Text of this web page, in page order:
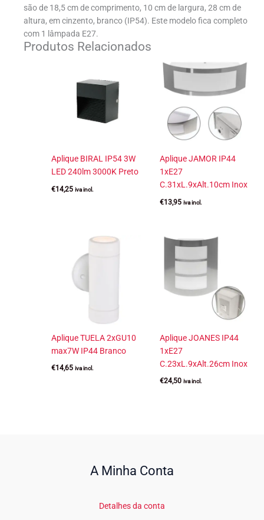
são de 18,5 cm de comprimento, 10 cm de largura, 28 cm de
altura, em cinzento, branco (IP54). Este modelo fica completo
com 1 lâmpada E27.
Produtos Relacionados
Aplique BIRAL IP54 3W
LED 240lm 3000K Preto
€14,25 iva incl.
Aplique JAMOR IP44
1xE27
C.31xL.9xAlt.10cm Inox
€13,95 iva incl.
Aplique TUELA 2xGU10
max7W IP44 Branco
€14,65 iva incl.
Aplique JOANES IP44
1xE27
C.23xL.9xAlt.26cm Inox
€24,50 iva incl.
A Minha Conta
Detalhes da conta